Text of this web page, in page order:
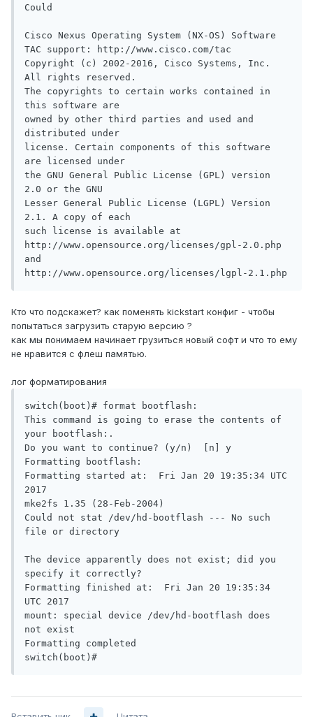
Could
Cisco Nexus Operating System (NX-OS) Software
TAC support: http://www.cisco.com/tac
Copyright (c) 2002-2016, Cisco Systems, Inc.
All rights reserved.
The copyrights to certain works contained in
this software are
owned by other third parties and used and
distributed under
license. Certain components of this software
are licensed under
the GNU General Public License (GPL) version
2.0 or the GNU
Lesser General Public License (LGPL) Version
2.1. A copy of each
such license is available at
http://www.opensource.org/licenses/gpl-2.0.php
and
Кто что подскажет? как поменять kickstart конфиг - чтобы
попытаться загрузить старую версию ?
как мы понимаем начинает грузиться новый софт и что то ему
не нравится с флеш памятью.
лог форматирования
switch(boot)# format bootflash:
This command is going to erase the contents of
your bootflash:.
Do you want to continue? (y/n)  [n] y
Formatting bootflash:
Formatting started at:  Fri Jan 20 19:35:34 UTC
2017
mke2fs 1.35 (28-Feb-2004)
Could not stat /dev/hd-bootflash --- No such
file or directory
The device apparently does not exist; did you
specify it correctly?
Formatting finished at:  Fri Jan 20 19:35:34
UTC 2017
mount: special device /dev/hd-bootflash does
not exist
Formatting completed